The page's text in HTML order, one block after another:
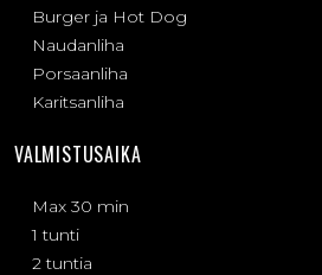
Burger ja Hot Dog
Naudanliha
Porsaanliha
Karitsanliha
VALMISTUSAIKA
Max 30 min
1 tunti
2 tuntia